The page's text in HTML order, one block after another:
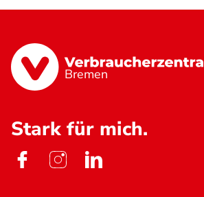
Bremen
Stark für mich.